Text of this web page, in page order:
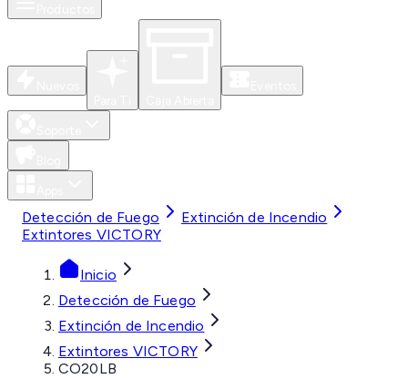
Detección de Fuego
Extinción de Incendio
Extintores VICTORY
Inicio
Detección de Fuego
Extinción de Incendio
Extintores VICTORY
CO20LB